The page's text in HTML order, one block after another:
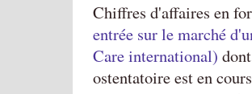
Chiffres d'affaires en
entrée sur le marché
Care international)
ostentatoire est en